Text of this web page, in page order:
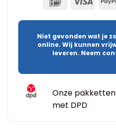
Niet gevonden wat je
online. Wij kunnen
leveren. Neem
Onze
met DPD